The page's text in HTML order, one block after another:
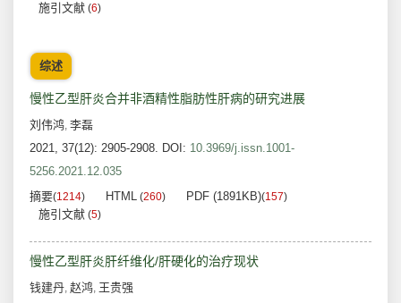
施引文献 (6)
综述
慢性乙型肝炎合并非酒精性脂肪性肝病的研究进展
刘伟鸿, 李磊
2021, 37(12): 2905-2908. DOI: 10.3969/j.issn.1001-
5256.2021.12.035
摘要(1214) HTML (260) PDF (1891KB)(157)
施引文献 (5)
慢性乙型肝炎肝纤维化/肝硬化的治疗现状
钱建丹, 赵鸿, 王贵强